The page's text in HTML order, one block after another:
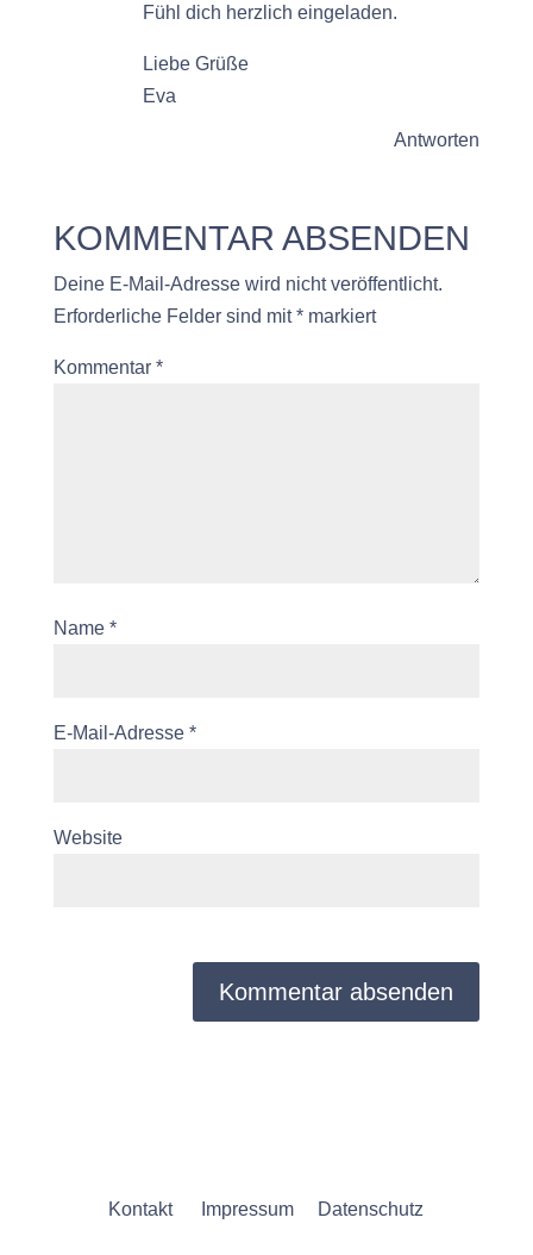
Fühl dich herzlich eingeladen.
Liebe Grüße
Eva
Antworten
KOMMENTAR ABSENDEN
Deine E-Mail-Adresse wird nicht veröffentlicht.
Erforderliche Felder sind mit*markiert
Kommentar *
Name *
E-Mail-Adresse *
Website
Kontakt Impressum Datenschutz